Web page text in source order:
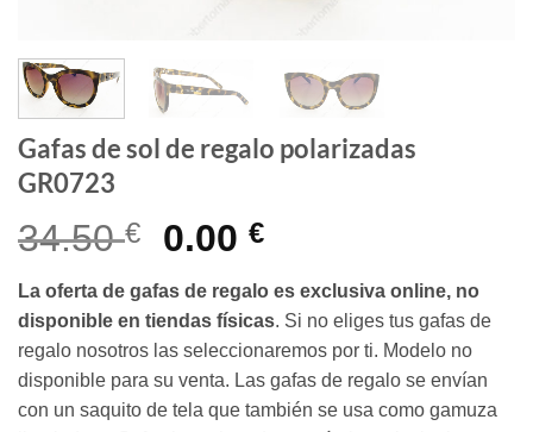
Gafas de sol de regalo polarizadas
GR0723
34.50€
El
precio
original
era:
34.50 €.
0.00 €El
precio
actual
es:
0.00 €.
La oferta de gafas de regalo es exclusiva online, no
disponible en tiendas físicas. Si no eliges tus gafas de
regalo nosotros las seleccionaremos por ti. Modelo no
disponible para su venta. Las gafas de regalo se envían
con un saquito de tela que también se usa como gamuza